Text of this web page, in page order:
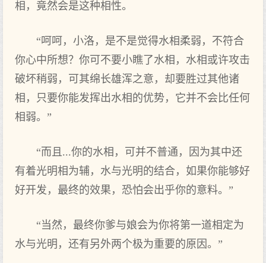
相，竟然会是这种相性。
“呵呵，小洛，是不是觉得水相柔弱，不符合
你心中所想？你可不要小瞧了水相，水相或许攻击
破坏稍弱，可其绵长雄浑之意，却要胜过其他诸
相，只要你能发挥出水相的优势，它并不会比任何
相弱。”
“而且...你的水相，可并不普通，因为其中还
有着光明相为辅，水与光明的结合，如果你能够好
好开发，最终的效果，恐怕会出乎你的意料。”
“当然，最终你爹与娘会为你将第一道相定为
水与光明，还有另外两个极为重要的原因。”